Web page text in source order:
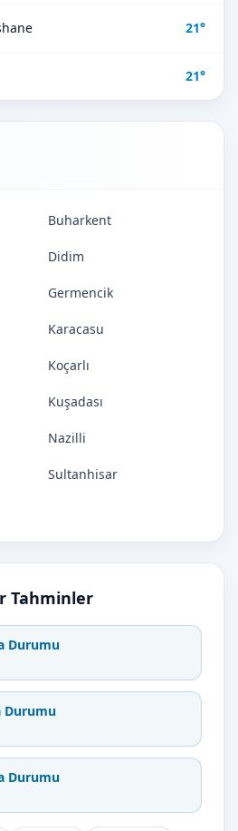
21°
21°
Buharkent
Didim
Germencik
Karacasu
Koçarlı
Kuşadası
Nazilli
Sultanhisar
Tahminler
Durumu
Durumu
Durumu